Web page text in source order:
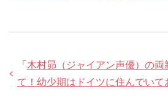
「 木村昴（ジャイアン声優）の
て！幼少期はドイツに住んでいて